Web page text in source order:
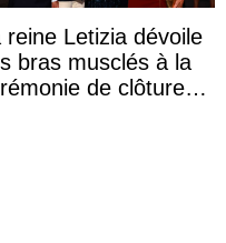
reine Letizia dévoile
bras musclés à la
de clôture